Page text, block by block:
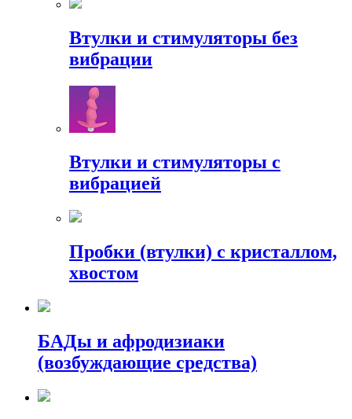
Втулки и стимуляторы без
вибрации
Втулки и стимуляторы с
вибрацией
Пробки (втулки) с кристаллом,
хвостом
БАДы и афродизиаки
(возбуждающие средства)